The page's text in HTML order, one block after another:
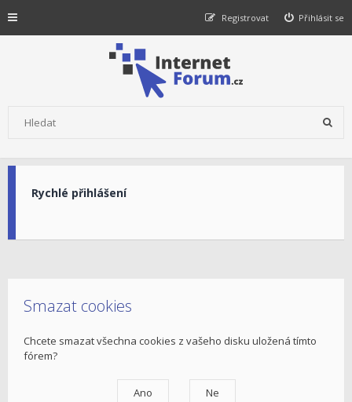
Přihlásit se
Registrovat
Rychlé přihlášení
Smazat cookies
Chcete smazat všechna cookies z vašeho disku uložená tímto
fórem?